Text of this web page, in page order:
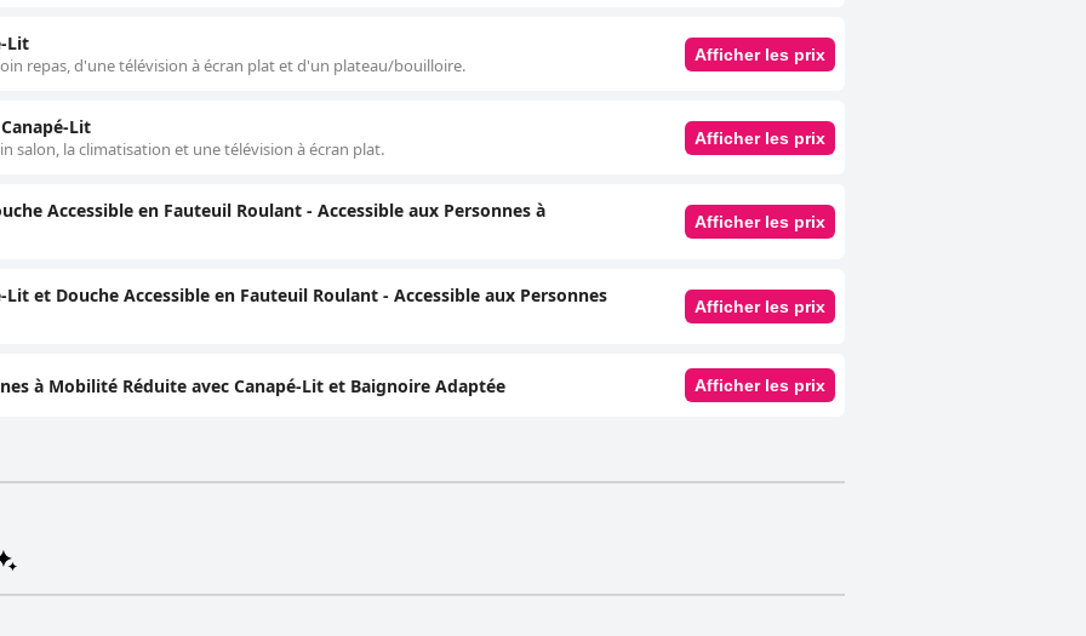
Lit
repas, d'une télévision à écran plat et d'un plateau/bouilloire.
Afficher les prix
Lit
salon, la climatisation et une télévision à écran plat.
Afficher les prix
Accessible en Fauteuil Roulant - Accessible aux Personnes à
Afficher les prix
et Douche Accessible en Fauteuil Roulant - Accessible aux Personnes
Afficher les prix
à Mobilité Réduite avec Canapé-Lit et Baignoire Adaptée Afficher les prix